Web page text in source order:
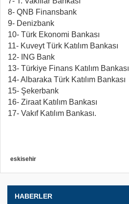
8- QNB Finansbank
9- Denizbank
10- Türk Ekonomi Bankası
11- Kuveyt Türk Katılım Bankası
12- ING Bank
13- Türkiye Finans Katılım Bankası
14- Albaraka Türk Katılım Bankası
15- Şekerbank
16- Ziraat Katılım Bankası
17- Vakıf Katılım Bankası.
eskisehir
HABERLER